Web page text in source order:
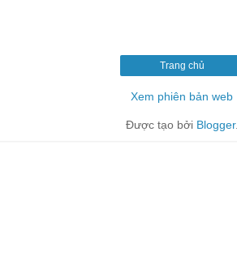
Trang chủ
Xem phiên bản web
Được tạo bởi Blogger.